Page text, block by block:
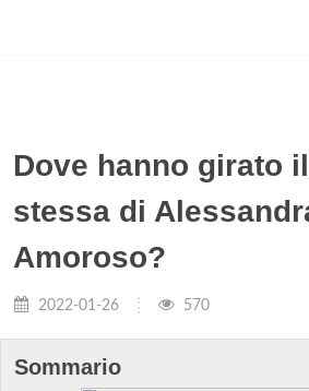
Dove hanno girato
stessa di
Amoroso?
2022-01-26 570
Sommario